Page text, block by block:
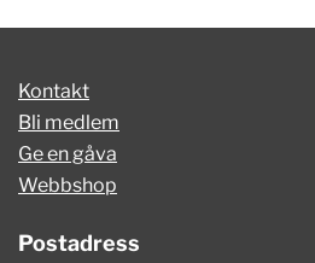
Kontakt
Bli medlem
Ge en gåva
Webbshop
Postadress